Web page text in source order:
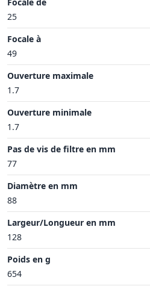
25
Focale à
49
Ouverture maximale
1.7
Ouverture minimale
1.7
Pas de vis de filtre en mm
77
Diamètre en mm
88
Largeur/Longueur en mm
128
Poids en g
654